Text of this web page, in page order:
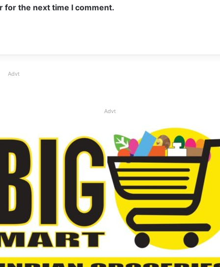
for the next time I comment.
Advt
Advt